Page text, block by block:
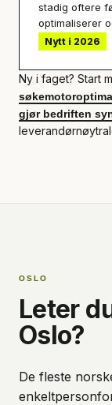
stadig oftere
optimaliserer
Nytt i 2026
Ny i faget? Start
gjør bedriften
OSLO
Leter
Oslo?
De fleste